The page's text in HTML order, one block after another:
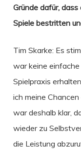
Gründe dafür,
Spiele bestritten
Tim Skarke: Es
war keine
Spielpraxis
ich meine
war deshalb klar,
wieder zu
die Leistung